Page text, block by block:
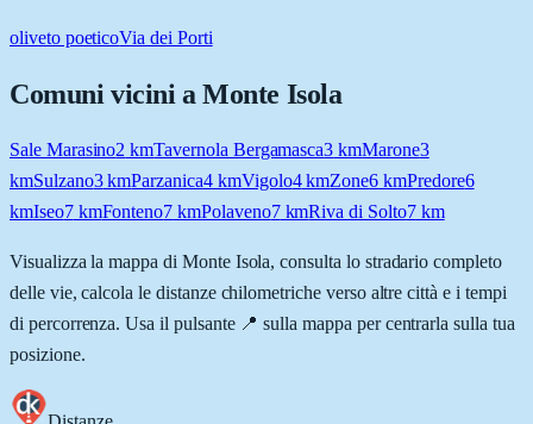
oliveto poeticoVia dei Porti
Comuni vicini aMonte Isola
Sale Marasino2 kmTavernola Bergamasca3 kmMarone3
kmSulzano3kmParzanica4kmVigolo4kmZone6 kmPredore6
kmIseo7kmFonteno7 kmPolaveno7kmRiva di Solto7km
Visualizza la mappa di Monte Isola, consulta lo stradario completo
delle vie, calcola le distanze chilometriche verso altre città e i tempi
di percorrenza. Usa il pulsante 📍 sulla mappa per centrarla sulla tua
posizione.